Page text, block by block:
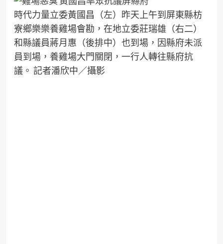
時代力量立委黃國昌（左）昨天上午到屏東縣枋
寮鄉樂樂養雞場會勘，在地立委莊瑞雄（右二）
和縣議員蔣月惠（後排中）也到場，因縣府未派
員到場，養雞場大門關閉，一行人轉往縣府抗
議。 記者潘欣中／攝影